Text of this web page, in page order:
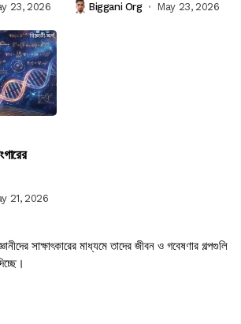
23, 2026 Biggani Org May 23, 2026
21, 2026
সাক্ষাৎকারের মাধ্যমে তাদের জীবন ও গবেষণার গল্পগুলি